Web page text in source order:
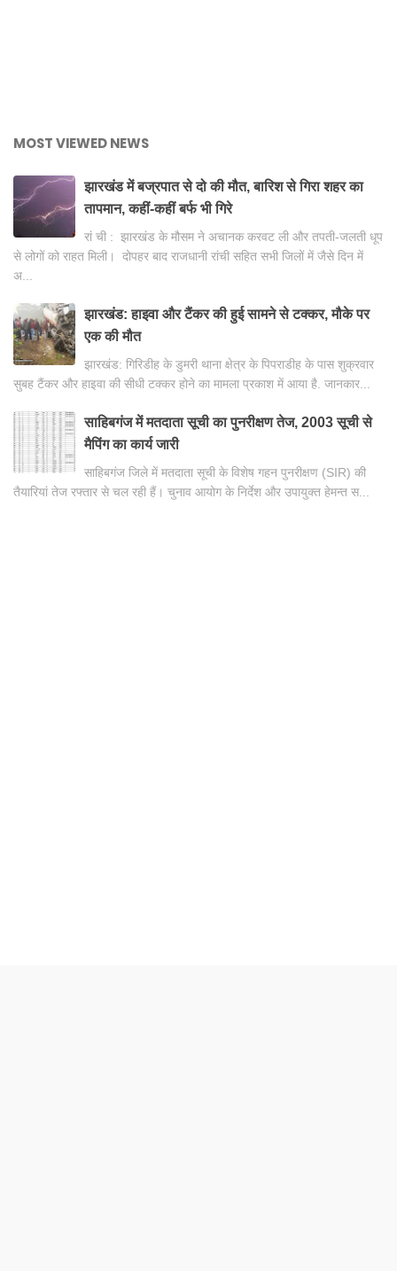
MOST VIEWED NEWS
झारखंड में बज्रपात से दो की मौत, बारिश से गिरा शहर का
तापमान, कहीं-कहीं बर्फ भी गिरे
रां ची : झारखंड के मौसम ने अचानक करवट ली और तपती-जलती धूप
से लोगों को राहत मिली। दोपहर बाद राजधानी रांची सहित सभी जिलों में जैसे दिन में
अ...
झारखंड: हाइवा और टैंकर की हुई सामने से टक्कर, मौके पर
एक की मौत
झारखंड: गिरिडीह के डुमरी थाना क्षेत्र के पिपराडीह के पास शुक्रवार
सुबह टैंकर और हाइवा की सीधी टक्कर होने का मामला प्रकाश में आया है. जानकार...
साहिबगंज में मतदाता सूची का पुनरीक्षण तेज, 2003 सूची से
मैपिंग का कार्य जारी
साहिबगंज जिले में मतदाता सूची के विशेष गहन पुनरीक्षण (SIR) की
तैयारियां तेज रफ्तार से चल रही हैं। चुनाव आयोग के निर्देश और उपायुक्त हेमन्त स...